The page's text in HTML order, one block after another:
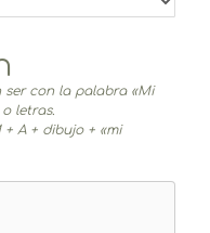
ser con la palabra «Mi
letras.
+ A + dibujo + «mi